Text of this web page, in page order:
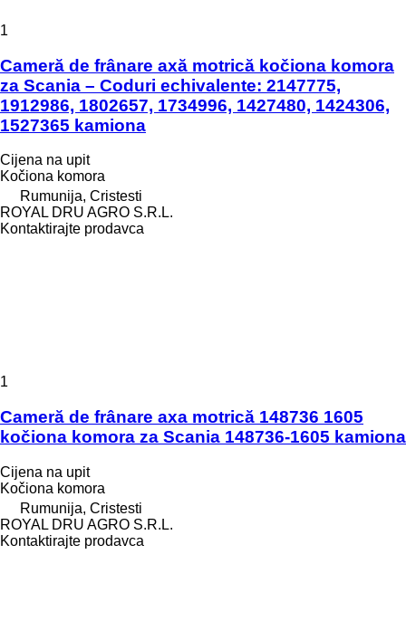
1
Cameră de frânare axă motrică kočiona komora
za Scania – Coduri echivalente: 2147775,
1912986, 1802657, 1734996, 1427480, 1424306,
1527365 kamiona
Cijena na upit
Kočiona komora
Rumunija, Cristesti
ROYAL DRU AGRO S.R.L.
Kontaktirajte prodavca
1
Cameră de frânare axa motrică 148736 1605
kočiona komora za Scania 148736-1605 kamiona
Cijena na upit
Kočiona komora
Rumunija, Cristesti
ROYAL DRU AGRO S.R.L.
Kontaktirajte prodavca